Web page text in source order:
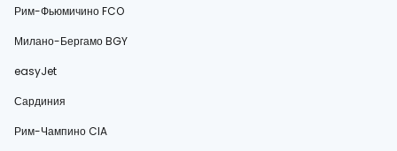
Рим-Фьюмичино FCO
Милано-Бергамо BGY
easyJet
Сардиния
Рим-Чампино CIA